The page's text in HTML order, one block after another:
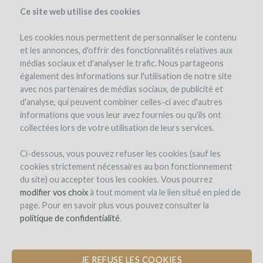
Ce site web utilise des cookies
Les cookies nous permettent de personnaliser le contenu
et les annonces, d'offrir des fonctionnalités relatives aux
médias sociaux et d'analyser le trafic. Nous partageons
également des informations sur l'utilisation de notre site
avec nos partenaires de médias sociaux, de publicité et
d'analyse, qui peuvent combiner celles-ci avec d'autres
informations que vous leur avez fournies ou qu'ils ont
collectées lors de votre utilisation de leurs services.
Ci-dessous, vous pouvez refuser les cookies (sauf les
cookies strictement nécessaires au bon fonctionnement
du site) ou accepter tous les cookies. Vous pourrez
modifier vos choixà tout moment via le lien situé en pied de
page. Pour en savoir plus vous pouvez consulter la
politique de confidentialité.
JE REFUSE LES COOKIES